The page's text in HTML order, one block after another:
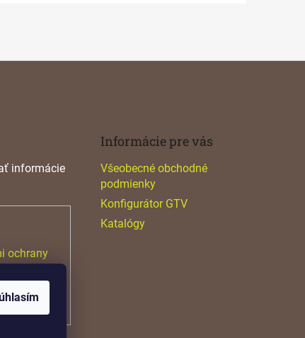
informácie
ochrany
Informácie pre vás
Všeobecné obchodné
podmienky
Konfigurátor GTV
Katalógy